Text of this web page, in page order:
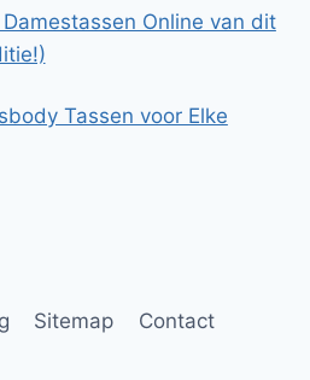
Online van dit
Tassen voor Elke
Sitemap Contact